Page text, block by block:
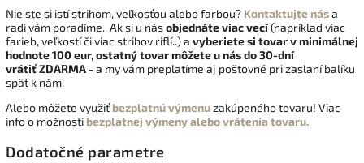
Nie ste si istí strihom, veľkosťou alebo farbou? Kontaktujte nása
radi vám poradíme. Ak si u násobjednáte viac vecí(napríklad viac
farieb, veľkostí či viac strihov riflí..) a vyberiete si tovar v minimálnej
hodnote 100 eur, ostatný tovar môžete u nás do 30-dní
vrátiťZDARMA - a my vám preplatíme aj poštovné pri zaslaní balíku
späť k nám.
Alebo môžete využiť bezplatnú výmenuzakúpeného tovaru! Viac
info o možnosti bezplatnej výmeny alebo vrátenia tovaru.
Dodatočné parametre